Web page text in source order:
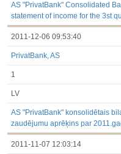
AS "PrivatBank" Consolidated
statement of income for the 3st
2011-12-06 09:53:40
PrivatBank, AS
1
LV
AS "PrivatBank" konsolidētais
zaudējumu aprēķins par
2011-11-07 12:03:14